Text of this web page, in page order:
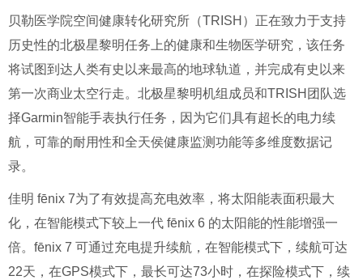
贝勒医学院空间健康转化研究所（TRISH）正在致力于支持
历史性的北极星黎明任务上的健康和生物医学研究，该任务
将试图到达人类有史以来最高的地球轨道，并完成有史以来
第一次商业太空行走。北极星黎明机组成员和TRISH团队选
择Garmin智能手表执行任务，因为它们具有超长的电力续
航，可靠的耐用性和全天侯健康监测功能等多维度数据记
录。
佳明 fēnix 7为了有效提高充电效率，将太阳能表面积最大
化，在智能模式下较上一代 fēnix 6 的太阳能的性能增强一
倍。fēnix 7 可通过充电提升续航，在智能模式下，续航可达
22天，在GPS模式下，最长可达73小时，在探险模式下，续